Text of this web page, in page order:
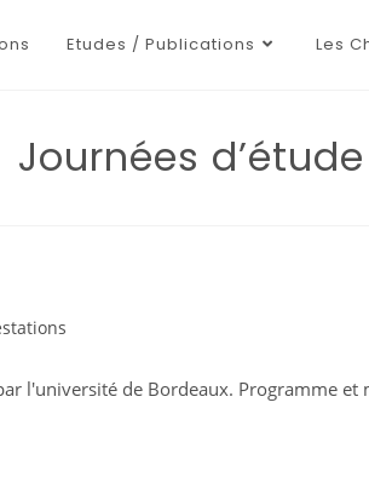
Etudes / Publications Les
Journées d’étude
l'université de Bordeaux. Programme